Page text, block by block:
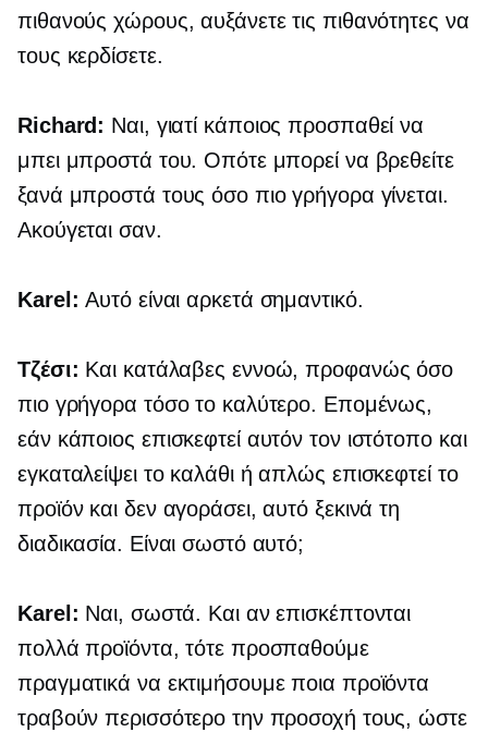
πιθανούς χώρους, αυξάνετε τις πιθανότητες να
τους κερδίσετε.
Richard: Ναι, γιατί κάποιος προσπαθεί να
μπει μπροστά του. Οπότε μπορεί να βρεθείτε
ξανά μπροστά τους όσο πιο γρήγορα γίνεται.
Ακούγεται σαν.
Karel: Αυτό είναι αρκετά σημαντικό.
Τζέσι: Και κατάλαβες εννοώ, προφανώς όσο
πιο γρήγορα τόσο το καλύτερο. Επομένως,
εάν κάποιος επισκεφτεί αυτόν τον ιστότοπο και
εγκαταλείψει το καλάθι ή απλώς επισκεφτεί το
προϊόν και δεν αγοράσει, αυτό ξεκινά τη
διαδικασία. Είναι σωστό αυτό;
Karel: Ναι, σωστά. Και αν επισκέπτονται
πολλά προϊόντα, τότε προσπαθούμε
πραγματικά να εκτιμήσουμε ποια προϊόντα
τραβούν περισσότερο την προσοχή τους, ώστε